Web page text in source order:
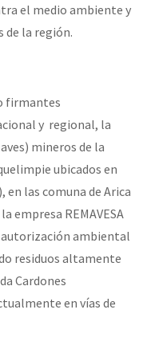
el medio ambiente y
de la región.
firmantes
y regional, la
mineros de la
ubicados en
las comuna de Arica
empresa REMAVESA
autorización ambiental
residuos altamente
Cardones
en vías de